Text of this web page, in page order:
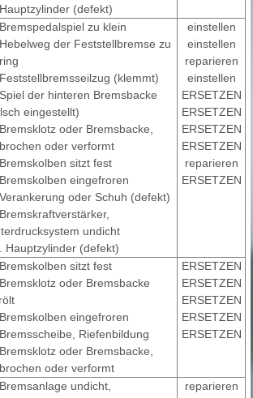
(defekt)
zu klein
der Feststellbremse zu
(klemmt)
der hinteren Bremsbacke
eingestellt)
oder Bremsbacke,
oder verformt
sitzt fest
eingefroren
oder Schuh (defekt)
undicht
Hauptzylinder (defekt)
einstellen
einstellen
reparieren
einstellen
ERSETZEN
ERSETZEN
ERSETZEN
ERSETZEN
reparieren
ERSETZEN
sitzt fest
oder Bremsbacke
eingefroren
Riefenbildung
oder Bremsbacke,
oder verformt
ERSETZEN
ERSETZEN
ERSETZEN
ERSETZEN
ERSETZEN
undicht,
reparieren